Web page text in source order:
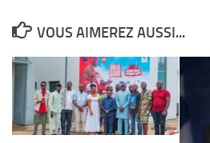
VOUS AIMEREZ AUSSI...